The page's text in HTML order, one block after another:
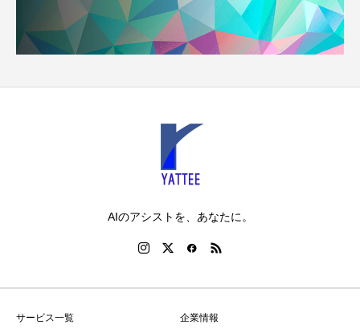
AIのアシストを、あなたに。
サービス一覧 企業情報